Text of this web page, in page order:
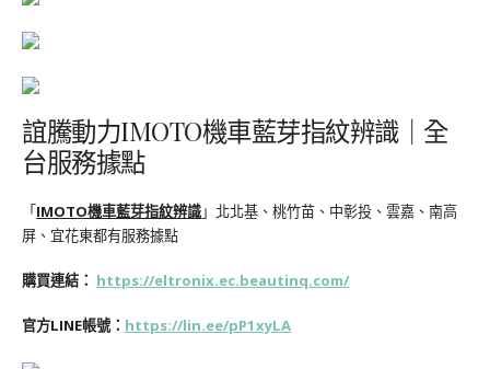
誼騰動力IMOTO機車藍芽指紋辨識｜全
台服務據點
「 IMOTO機車藍芽指紋辨識」北北基、桃竹苗、中彰投、雲嘉、南高
屏、宜花東都有服務據點
購買連結： https://eltronix.ec.beautinq.com/
官方LINE帳號： https://lin.ee/pP1xyLA